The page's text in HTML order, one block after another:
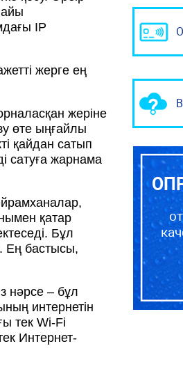
IP
жерге ең
жеріне
өте ыңғайлы
қайдан сатып
сатуға жарнама
қатар
Бұл
Ең бастысы,
нәрсе – бұл
интернетін
тек Wi-Fi
Интернет-